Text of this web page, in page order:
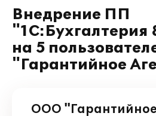
Внедрение ПП
"1С:Бухгалтерия
на 5
"Гарантийное
ООО "Гарантийное